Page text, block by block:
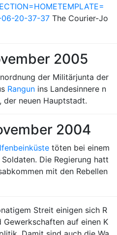
06-20-37-37 The Courier-Jo
2005
der Militärjunta der
Rangun ins Landesinnere n
, der neuen Hauptstadt.
2004
töten bei einem
Die Regierung hatt
mit den Rebellen
Streit einigen sich R
auf einen K